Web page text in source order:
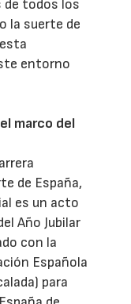
de todos los
la suerte de
entorno
marco del
de España,
es un acto
Año Jubilar
con la
Española
para